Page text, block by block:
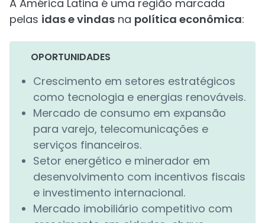
A América Latina é uma região marcada
pelas idas e vindas na política econômica:
OPORTUNIDADES
Crescimento em setores estratégicos
como tecnologia e energias renováveis.
Mercado de consumo em expansão
para varejo, telecomunicações e
serviços financeiros.
Setor energético e minerador em
desenvolvimento com incentivos fiscais
e investimento internacional.
Mercado imobiliário competitivo com